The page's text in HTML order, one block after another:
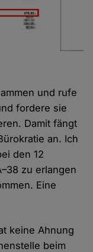
und rufe
fordere sie
Damit fängt
an. Ich
den 12
zu erlangen
Eine
keine Ahnung
beim